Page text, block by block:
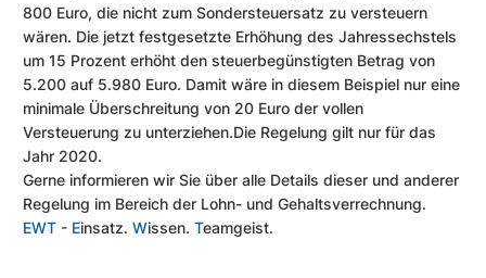
800 Euro, die nicht zum Sondersteuersatz zu versteuern
wären. Die jetzt festgesetzte Erhöhung des Jahressechstels
um 15 Prozent erhöht den steuerbegünstigten Betrag von
5.200 auf 5.980 Euro. Damit wäre in diesem Beispiel nur eine
minimale Überschreitung von 20 Euro der vollen
Versteuerung zu unterziehen.Die Regelung gilt nur für das
Jahr 2020.
Gerne informieren wir Sie über alle Details dieser und anderer
Regelung im Bereich der Lohn- und Gehaltsverrechnung.
EWT - Einsatz. Wissen. Teamgeist.